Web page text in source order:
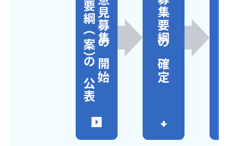
意見募集の開始
募集要綱（案）の公表 募集要綱の確定